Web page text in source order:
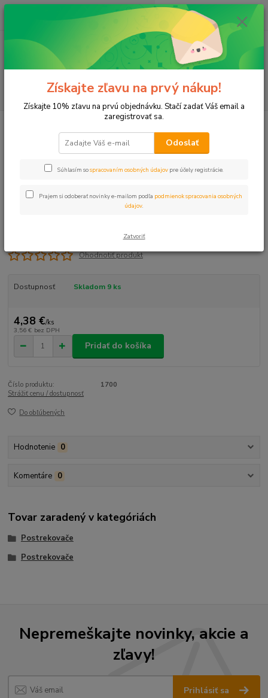
Menu
(Po-Pia, 8-17 hod.)
ks
za0 €
Postrekovač RB 1804 10cm telo
Postrekovač RB 1804 10cm telo
Ohodnotiť produkt
Dostupnosť Skladom 9 ks
4,38 €/ks
3,56 € bez DPH
Pridať do košíka
Číslo produktu:
1700
Strážiť cenu / dostupnosť
Do obľúbených
Hodnotenie 0
Komentáre 0
Tovar zaradený v kategóriách
Postrekovače
Postrekovače
Nepremeškajte novinky, akcie a
zľavy!
Prihlásiť sa
Získajte zľavu na prvý nákup!
Získajte 10% zľavu na prvú objednávku. Stačí zadať Váš email a
zaregistrovať sa.
Odoslať
Súhlasím sospracovaním osobných údajov pre účely registrácie.
Prajem si odoberať novinky e-mailom podľa podmienok spracovania osobných
údajov
Zatvoriť